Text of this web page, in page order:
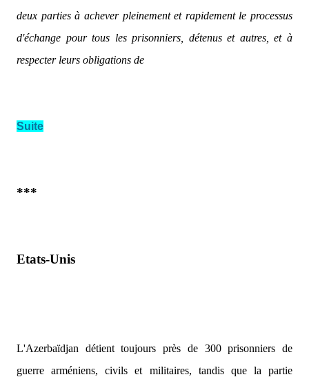
deux parties à achever pleinement et rapidement le processus
d'échange pour tous les prisonniers, détenus et autres, et à
respecter leurs obligations de
Suite
***
Etats-Unis
L'Azerbaïdjan détient toujours près de 300 prisonniers de
guerre arméniens, civils et militaires, tandis que la partie